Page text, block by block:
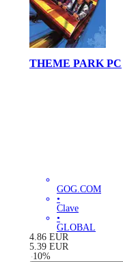
THEME PARK PC
GOG.COM
•
Clave
•
GLOBAL
4.86 EUR
5.39 EUR
-10%